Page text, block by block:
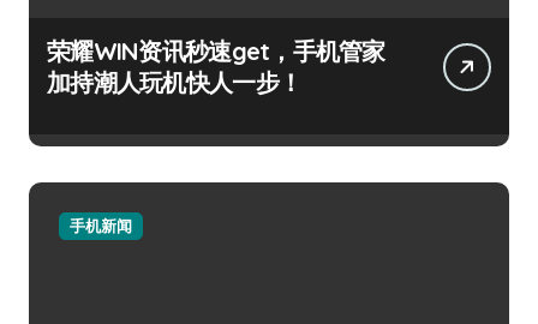
荣耀WIN资讯秒速get，手机管家
加持潮人玩机快人一步！
手机新闻